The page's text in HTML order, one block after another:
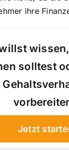
ihre
solltest
Jetzt